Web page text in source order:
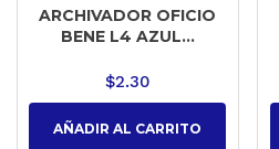
ARCHIVADOR OFICIO
BENE L4 AZUL...
$2.30
AÑADIR AL CARRITO